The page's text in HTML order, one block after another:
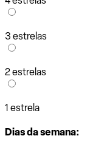
3 estrelas
2 estrelas
1 estrela
Dias da semana: